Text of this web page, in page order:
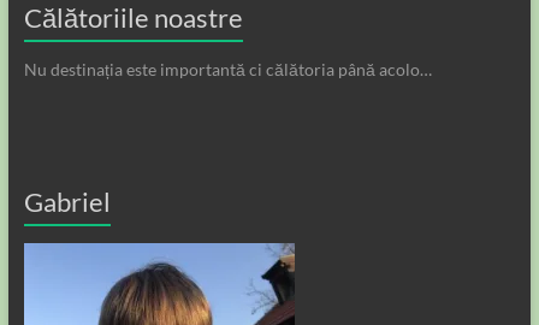
Călătoriile noastre
Nu destinația este importantă ci călătoria până acolo…
Gabriel